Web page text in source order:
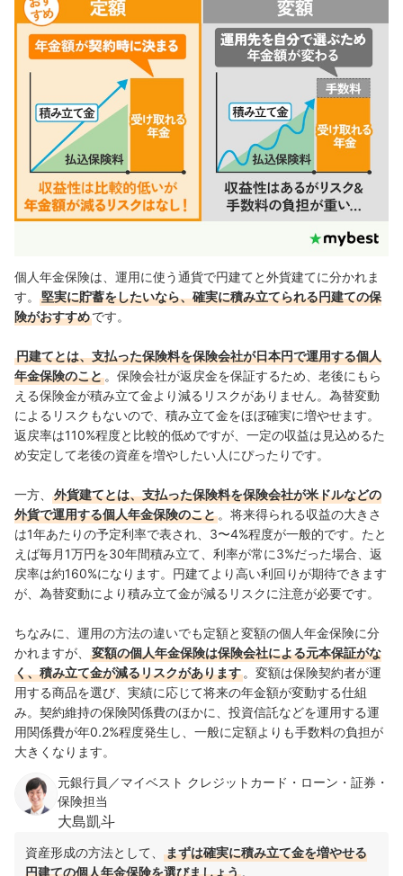
個人年金保険は、運用に使う通貨で円建てと外貨建てに分かれま
す。
堅実に貯蓄をしたいなら、確実に積み立てられる円建ての保
険がおすすめです。
円建てとは、支払った保険料を保険会社が日本円で運用する個人
年金保険のこと 。保険会社が返戻金を保証するため、老後にもら
える保険金が積み立て金より減るリスクがありません。為替変動
によるリスクもないので、積み立て金をほぼ確実に増やせます。
返戻率は110%程度と比較的低めですが、一定の収益は見込めるた
め安定して老後の資産を増やしたい人にぴったりです。
一方、
外貨建てとは、支払った保険料を保険会社が米ドルなどの
外貨で運用する個人年金保険のこと 。将来得られる収益の大きさ
は1年あたりの予定利率で表され、3〜4%程度が一般的です。たと
えば毎月1万円を30年間積み立て、利率が常に3%だった場合、返
戻率は約160%になります。円建てより高い利回りが期待できます
が、為替変動により積み立て金が減るリスクに注意が必要です。
ちなみに、運用の方法の違いでも定額と変額の個人年金保険に分
かれますが、
変額の個人年金保険は保険会社による元本保証がな
く、積み立て金が減るリスクがあります 。変額は保険契約者が運
用する商品を選び、実績に応じて将来の年金額が変動する仕組
み。契約維持の保険関係費のほかに、投資信託などを運用する運
用関係費が年0.2%程度発生し、一般に定額よりも手数料の負担が
大きくなります。
元銀行員／マイベスト クレジットカード・ローン・証券・
保険担当
大島凱斗
資産形成の方法として、
まずは確実に積み立て金を増やせる
円建ての個人年金保険を選びましょう 。